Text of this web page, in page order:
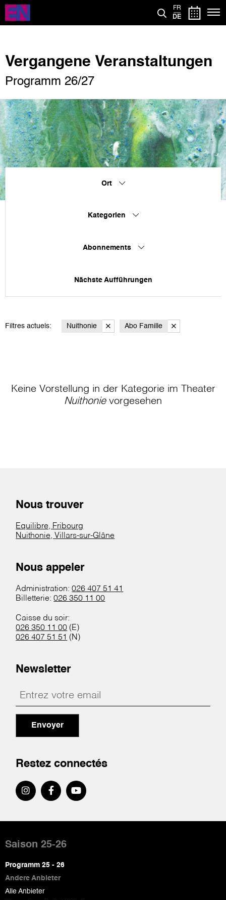
Direkt
zum
Inhalt
FR
DE
Vergangene Veranstaltungen
Programm 26/27
Ort
Kategorien
Abonnements
Nächste Aufführungen
Filtres actuels: Nuithonie Abo Famille
Keine Vorstellung in der Kategorie im Theater
Nuithonievorgesehen
Nous trouver
Equilibre, Fribourg
Nuithonie, Villars-sur-Glâne
Nous appeler
Administration:026 407 51 41
Billetterie:026 350 11 00
Caisse du soir:
026 350 11 00 (E)
026 407 51 51 (N)
Newsletter
Envoyer
Restez connectés
de
page
Saison 25-26
Programm 25 - 26
Andere Anbieter
Alle Anbieter